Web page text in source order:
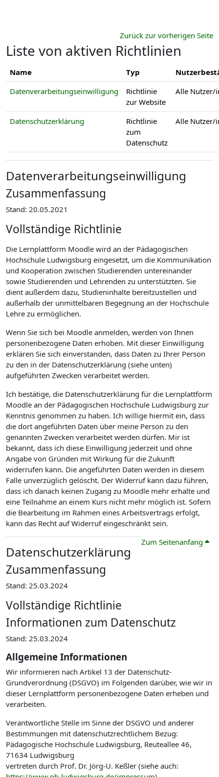
Zurück zur vorherigen Seite
Liste von aktiven Richtlinien
Name Typ
Datenverarbeitungseinwilligung
Richtlinie
zur Website
Alle Nutzer/
Datenschutzerklärung
Richtlinie
zum
Datenschutz
Alle Nutzer/
Datenverarbeitungseinwilligung
Zusammenfassung
Stand: 20.05.2021
Vollständige Richtlinie
Die Lernplattform Moodle wird an der Pädagogischen
Hochschule Ludwigsburg eingesetzt, um die Kommunikation
und Kooperation zwischen Studierenden untereinander
sowie Studierenden und Lehrenden zu unterstützten. Sie
dient außerdem dazu, Studieninhalte bereitzustellen und
außerhalb der unmittelbaren Begegnung an der Hochschule
Lehre zu ermöglichen.
Wenn Sie sich bei Moodle anmelden, werden von Ihnen
personenbezogene Daten erhoben. Mit dieser Einwilligung
erklären Sie sich einverstanden, dass Daten zu Ihrer Person
zu den in der Datenschutzerklärung (siehe unten)
aufgeführten Zwecken verarbeitet werden.
Ich bestätige, die Datenschutzerklärung für die Lernplattform
Moodle an der Pädagogischen Hochschule Ludwigsburg zur
Kenntnis genommen zu haben. Ich willige hiermit ein, dass
die dort angeführten Daten über meine Person zu den
genannten Zwecken verarbeitet werden dürfen. Mir ist
bekannt, dass ich diese Einwilligung jederzeit und ohne
Angabe von Gründen mit Wirkung für die Zukunft
widerrufen kann. Die angeführten Daten werden in diesem
Falle unverzüglich gelöscht. Der Widerruf kann dazu führen,
dass ich danach keinen Zugang zu Moodle mehr erhalte und
eine Teilnahme an einem Kurs nicht mehr möglich ist. Sofern
die Bearbeitung im Rahmen eines Arbeitsvertrags erfolgt,
kann das Recht auf Widerruf eingeschränkt sein.
Zum Seitenanfang
Datenschutzerklärung
Zusammenfassung
Stand: 25.03.2024
Vollständige Richtlinie
Informationen zum Datenschutz
Stand: 25.03.2024
Allgemeine Informationen
Wir informieren nach Artikel 13 der Datenschutz-
Grundverordnung (DSGVO) im Folgenden darüber, wie wir in
dieser Lernplattform personenbezogene Daten erheben und
verarbeiten.
Verantwortliche Stelle im Sinne der DSGVO und anderer
Bestimmungen mit datenschutzrechtlichem Bezug:
Pädagogische Hochschule Ludwigsburg, Reuteallee 46,
71634 Ludwigsburg
vertreten durch Prof. Dr. Jörg-U. Keßler (siehe auch: